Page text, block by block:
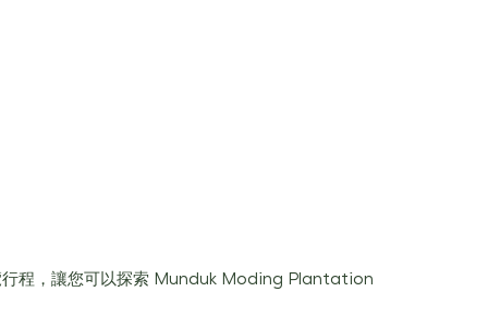
行程，讓您可以探索 Munduk Moding Plantation